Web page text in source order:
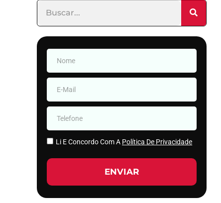
Li E Concordo Com A Política De Privacidade
ENVIAR